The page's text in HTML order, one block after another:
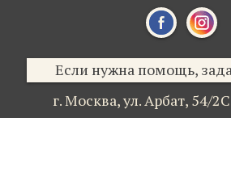
Если нужна помощь,
г. Москва,ул. Арбат, 54/